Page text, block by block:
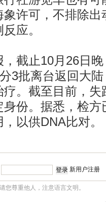
许可，不排除出
应。
止10月26日晚
3批离台返回大
。截至目前，失
份。据悉，检方
以供DNA比对。
新用户注册